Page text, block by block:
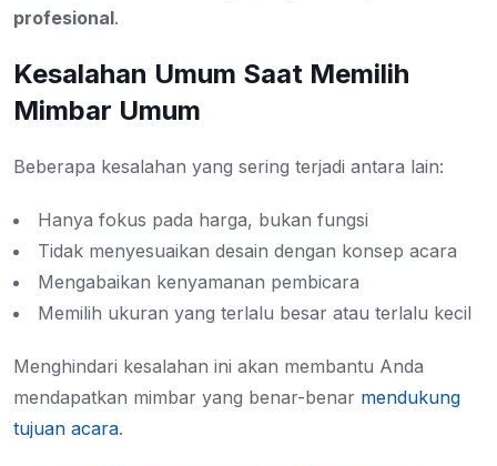
profesional.
Kesalahan Umum Saat Memilih
Mimbar Umum
Beberapa kesalahan yang sering terjadi antara lain:
Hanya fokus pada harga, bukan fungsi
Tidak menyesuaikan desain dengan konsep acara
Mengabaikan kenyamanan pembicara
Memilih ukuran yang terlalu besar atau terlalu kecil
Menghindari kesalahan ini akan membantu Anda
mendapatkan mimbar yang benar-benar mendukung
tujuan acara.